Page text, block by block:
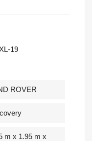
19
ROVER
m x 1.95 m x